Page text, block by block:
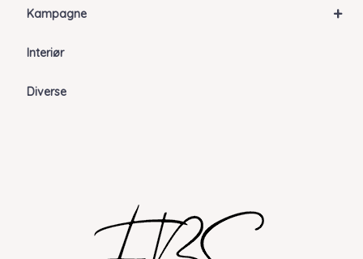
+
Kampagne
Interiør
Diverse